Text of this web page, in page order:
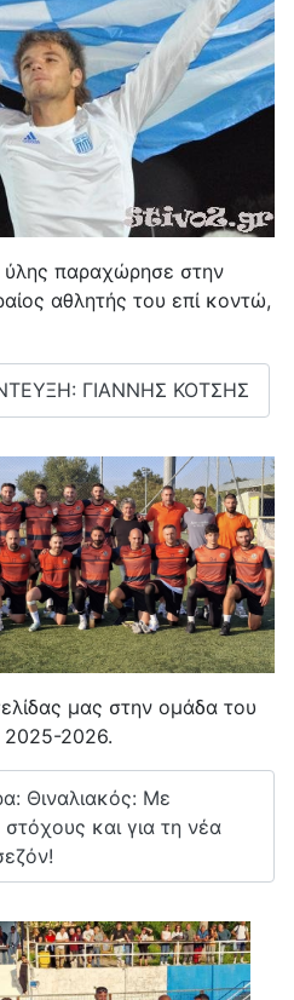
ύλης παραχώρησε στην
αθλητής του επί κοντώ,
ΓΙΑΝΝΗΣ ΚΟΤΣΗΣ
μας στην ομάδα του
2025-2026.
Θιναλιακός: Με
και για τη νέα